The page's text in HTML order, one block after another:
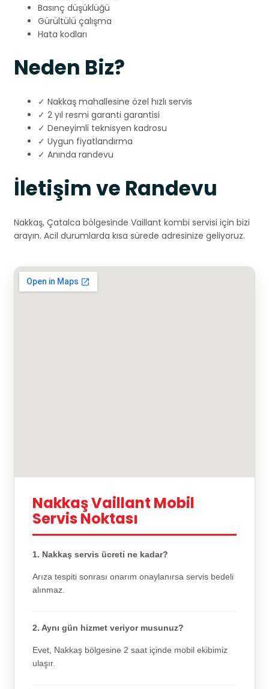
Basınç düşüklüğü
Gürültülü çalışma
Hata kodları
Neden Biz?
✓ Nakkaş mahallesine özel hızlı servis
✓ 2 yıl resmi garanti garantisi
✓ Deneyimli teknisyen kadrosu
✓ Uygun fiyatlandırma
✓ Anında randevu
İletişim ve Randevu
Nakkaş, Çatalca bölgesinde Vaillant kombi servisi için bizi
arayın. Acil durumlarda kısa sürede adresinize geliyoruz.
Nakkaş Vaillant Mobil
Servis Noktası
1. Nakkaş servis ücreti ne kadar?
Arıza tespiti sonrası onarım onaylanırsa servis bedeli
alınmaz.
2. Aynı gün hizmet veriyor musunuz?
Evet, Nakkaş bölgesine 2 saat içinde mobil ekibimiz
ulaşır.